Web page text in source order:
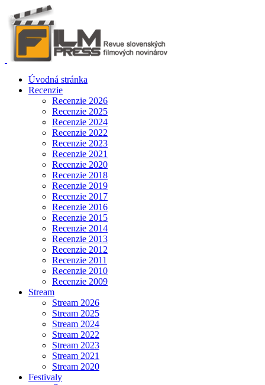
Úvodná stránka
Recenzie
Recenzie 2026
Recenzie 2025
Recenzie 2024
Recenzie 2022
Recenzie 2023
Recenzie 2021
Recenzie 2020
Recenzie 2018
Recenzie 2019
Recenzie 2017
Recenzie 2016
Recenzie 2015
Recenzie 2014
Recenzie 2013
Recenzie 2012
Recenzie 2011
Recenzie 2010
Recenzie 2009
Stream
Stream 2026
Stream 2025
Stream 2024
Stream 2022
Stream 2023
Stream 2021
Stream 2020
Festivaly